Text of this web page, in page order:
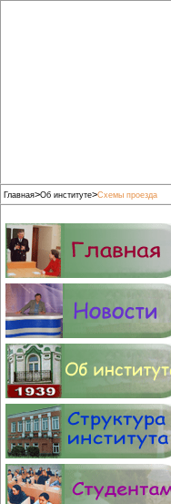
Главная>Об институте>Схемы проезда